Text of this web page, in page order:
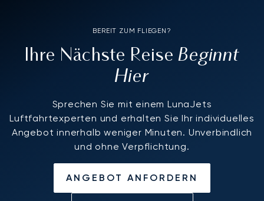
BEREIT ZUM FLIEGEN?
Ihre Nächste ReiseBeginnt
Hier
Sprechen Sie mit einem LunaJets
Luftfahrtexperten und erhalten Sie Ihr individuelles
Angebot innerhalb weniger Minuten. Unverbindlich
und ohne Verpflichtung.
ANGEBOT ANFORDERN